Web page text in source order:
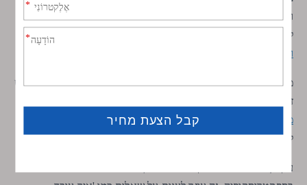
וליניאריות (עד כמה התגובה של הגלאי תואמת את עוצמת האור).
לדוגמה, ספקטרופוטומטר טיפוסי יכול לחזור על מדידות עם א
אי
ודאות של כ-±0.001 יחידות השתקפות
מחקרים שנבדקו עמיתים מראים גם שלספקטרומטרים מודרניים יש
זיהוי אותות הרבה יותר טוב. הם משתמשים
משופרים ומגבלות זיהוי טובות יותר. שיפורים אלה עוזרים למדענים
לקבל תוצאות אמינות יותר, אפילו עם דגימות מורכבות.
עקרון העבודה של ספקטרומטר הופך אותו לכלי רב עוצמה